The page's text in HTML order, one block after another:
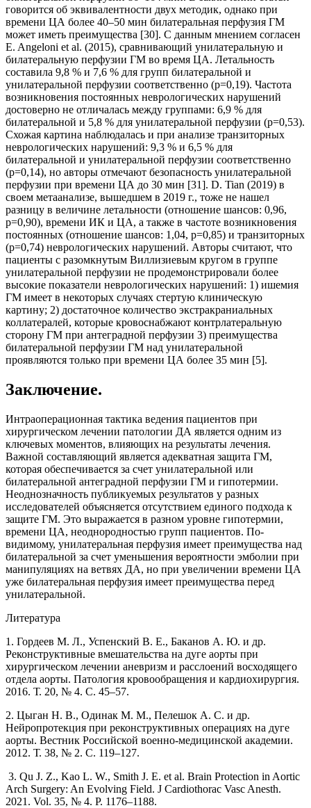
говорится об эквивалентности двух методик, однако при
времени ЦА более 40–50 мин билатеральная перфузия ГМ
может иметь преимущества [30]. С данным мнением согласен
E. Angeloni et al. (2015), сравнивающий унилатеральную и
билатеральную перфузии ГМ во время ЦА. Летальность
составила 9,8 % и 7,6 % для групп билатеральной и
унилатеральной перфузии соответственно (p=0,19). Частота
возникновения постоянных неврологических нарушений
достоверно не отличалась между группами: 6,9 % для
билатеральной и 5,8 % для унилатеральной перфузии (p=0,53).
Схожая картина наблюдалась и при анализе транзиторных
неврологических нарушений: 9,3 % и 6,5 % для
билатеральной и унилатеральной перфузии соответственно
(p=0,14), но авторы отмечают безопасность унилатеральной
перфузии при времени ЦА до 30 мин [31]. D. Tian (2019) в
своем метаанализе, вышедшем в 2019 г., тоже не нашел
разницу в величине летальности (отношение шансов: 0,96,
p=0,90), времени ИК и ЦА, а также в частоте возникновения
постоянных (отношение шансов: 1,04, p=0,85) и транзиторных
(p=0,74) неврологических нарушений. Авторы считают, что
пациенты с разомкнутым Виллизиевым кругом в группе
унилатеральной перфузии не продемонстрировали более
высокие показатели неврологических нарушений: 1) ишемия
ГМ имеет в некоторых случаях стертую клиническую
картину; 2) достаточное количество экстракраниальных
коллатералей, которые кровоснабжают контрлатеральную
сторону ГМ при антеградной перфузии 3) преимущества
билатеральной перфузии ГМ над унилатеральной
проявляются только при времени ЦА более 35 мин [5].
Заключение.
Интраоперационная тактика ведения пациентов при
хирургическом лечении патологии ДА является одним из
ключевых моментов, влияющих на результаты лечения.
Важной составляющий является адекватная защита ГМ,
которая обеспечивается за счет унилатеральной или
билатеральной антеградной перфузии ГМ и гипотермии.
Неоднозначность публикуемых результатов у разных
исследователей объясняется отсутствием единого подхода к
защите ГМ. Это выражается в разном уровне гипотермии,
времени ЦА, неоднородностью групп пациентов. По-
видимому, унилатеральная перфузия имеет преимущества над
билатеральной за счет уменьшения вероятности эмболии при
манипуляциях на ветвях ДА, но при увеличении времени ЦА
уже билатеральная перфузия имеет преимущества перед
унилатеральной.
Литература
1. Гордеев М. Л., Успенский В. Е., Баканов А. Ю. и др.
Реконструктивные вмешательства на дуге аорты при
хирургическом лечении аневризм и расслоений восходящего
отдела аорты. Патология кровообращения и кардиохирургия.
2016. Т. 20, № 4. С. 45–57.
2. Цыган Н. В., Одинак М. М., Пелешок А. С. и др.
Нейропротекция при реконструктивных операциях на дуге
аорты. Вестник Российской военно-медицинской академии.
2012. Т. 38, № 2. С. 119–127.
3. Qu J. Z., Kao L. W., Smith J. E. et al. Brain Protection in Aortic
Arch Surgery: An Evolving Field. J Cardiothorac Vasc Anesth.
2021. Vol. 35, № 4. P. 1176‒1188.